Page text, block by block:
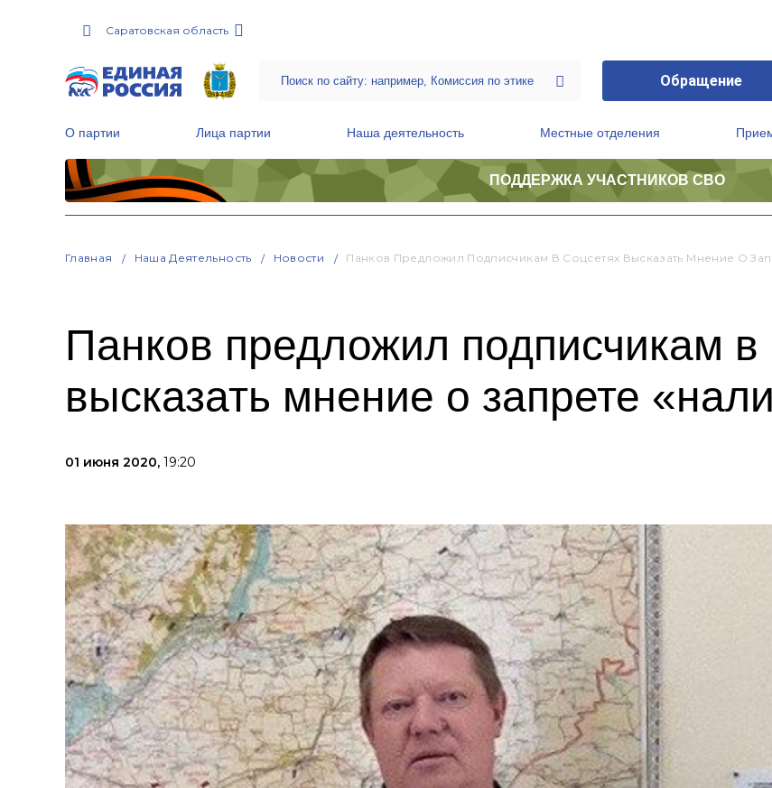
Саратовская область
Обращение
О партии Лица партии Наша деятельность Местные отделения
ПОДДЕРЖКА УЧАСТНИКОВ СВО
Главная Наша Деятельность Новости Панков Предложил Подписчикам В Соцсетях Высказать Мнение О
Панков предложил подписчикам в
высказать мнение о запрете
01 июня 2020, 19:20